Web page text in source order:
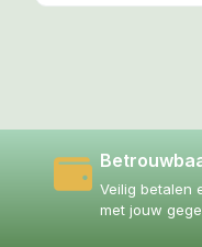
Veilig betalen
met jouw